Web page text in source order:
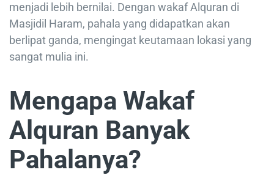
menjadi lebih bernilai. Dengan wakaf Alquran di
Masjidil Haram, pahala yang didapatkan akan
berlipat ganda, mengingat keutamaan lokasi yang
sangat mulia ini.
Mengapa Wakaf
Alquran Banyak
Pahalanya?